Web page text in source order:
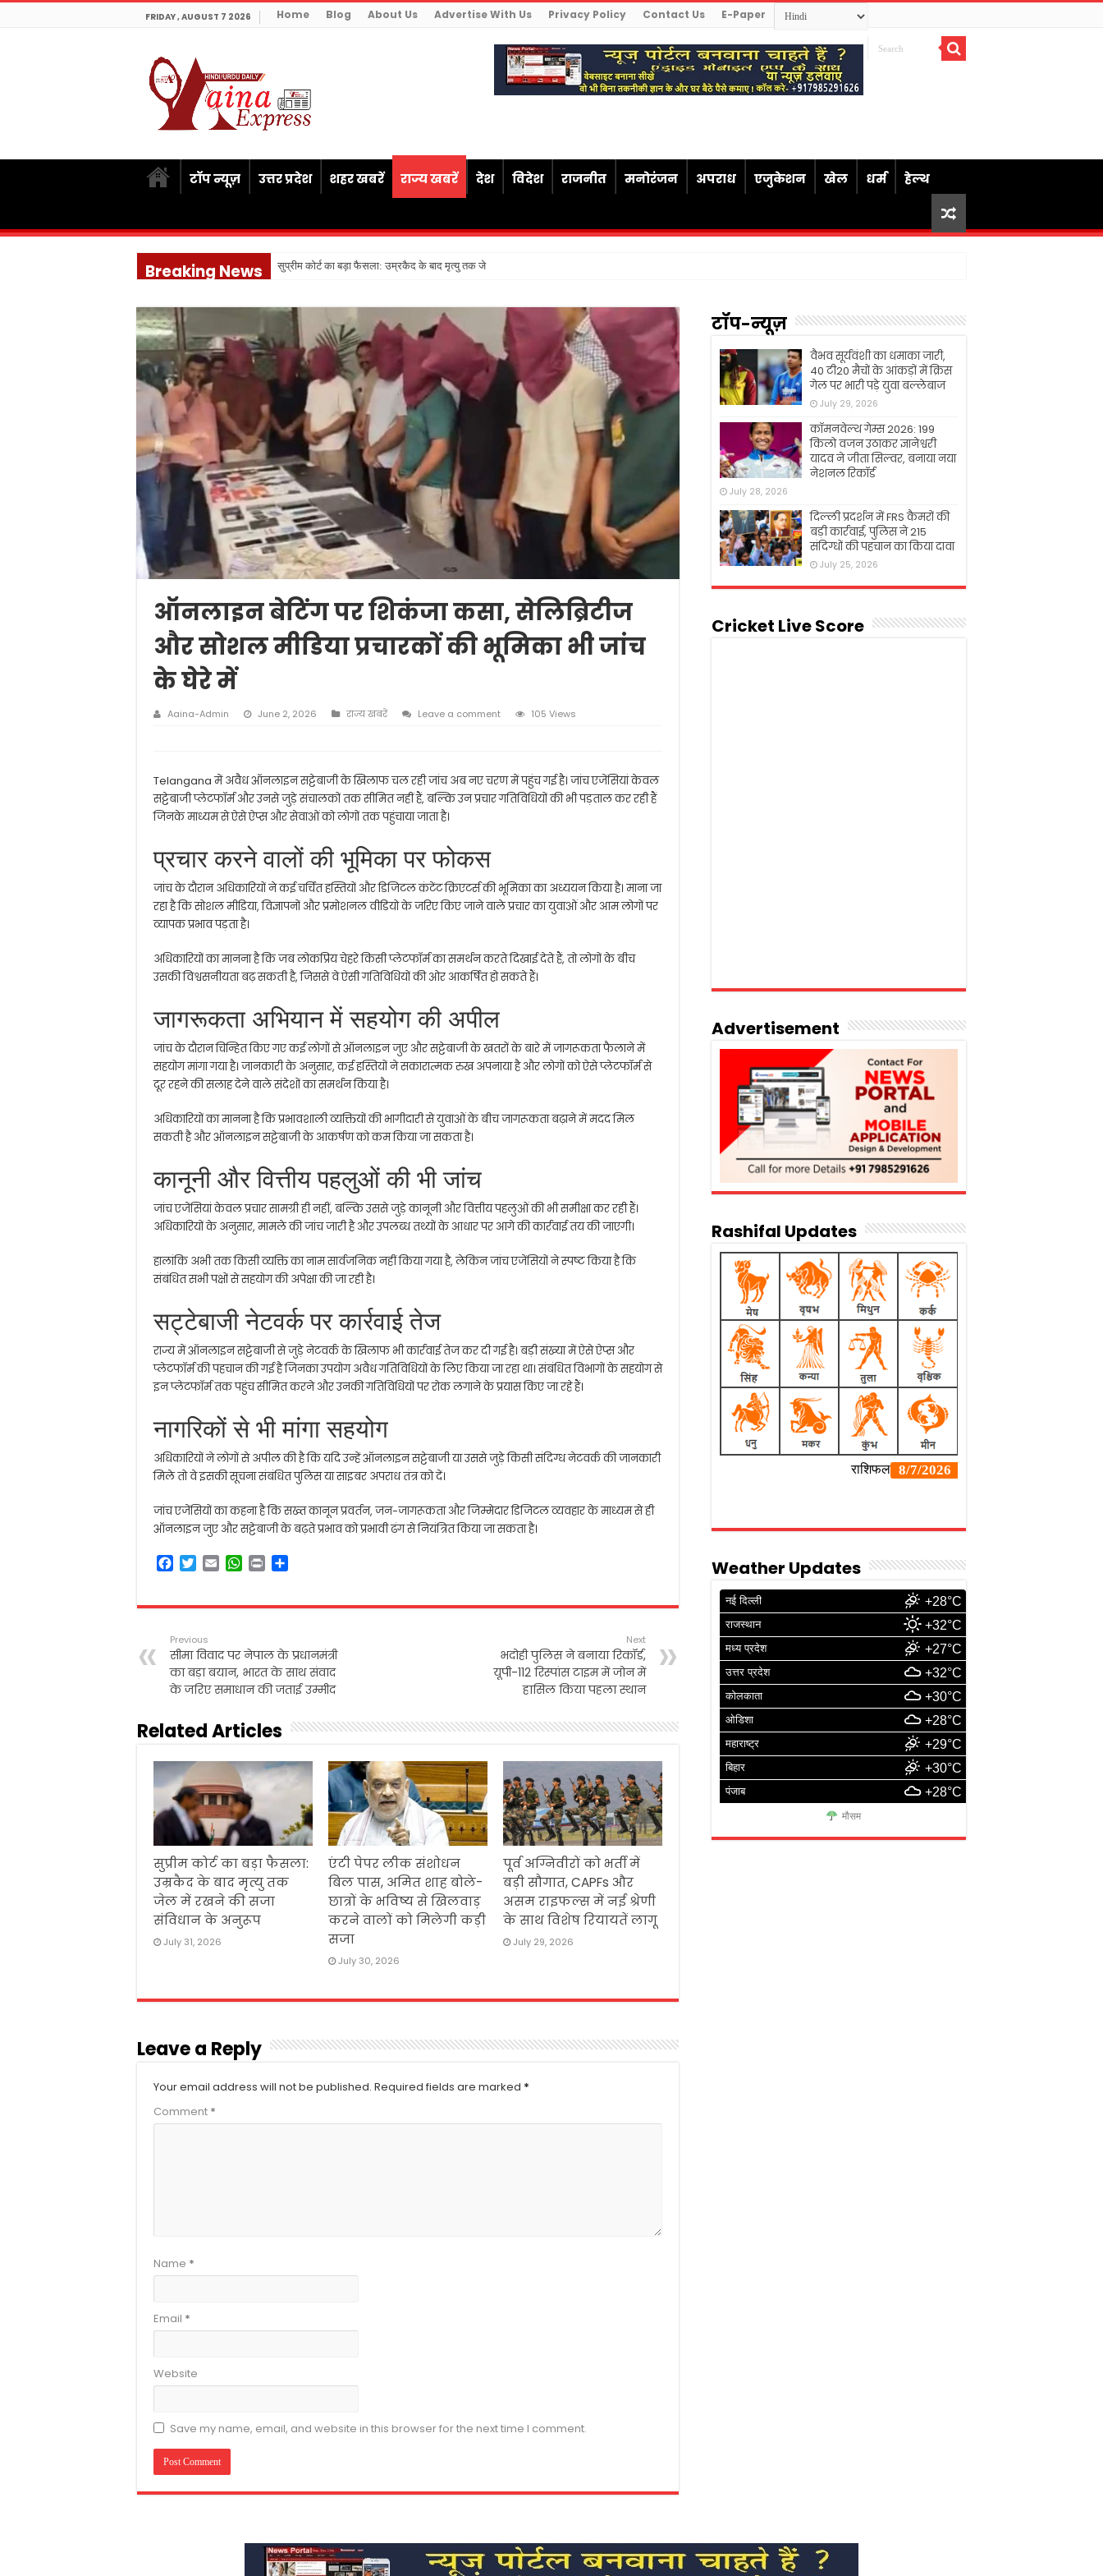
FRIDAY , AUGUST 7 2026 Home Blog About Us Advertise With Us Privacy Policy Contact Us E-Paper
टॉप न्यूज़ उत्तर प्रदेश शहर खबरें राज्य खबरें देश विदेश राजनीत मनोरंजन अपराध एजुकेशन खेल धर्म हेल्थ
Breaking News सुप्रीम कोर्ट का बड़ा फैसला: उम्रकैद के बाद मृत्यु तक जेल में रखने की सजा संविधान के
ऑनलाइन बेटिंग पर शिकंजा कसा, सेलिब्रिटीज
और सोशल मीडिया प्रचारकों की भूमिका भी जांच
के घेरे में
Aaina-Admin June 2, 2026 राज्य खबरें Leave a comment 105 Views
Telangana में अवैध ऑनलाइन सट्टेबाजी के खिलाफ चल रही जांच अब नए चरण में पहुंच गई है। जांच एजेंसियां केवल
सट्टेबाजी प्लेटफॉर्म और उनसे जुड़े संचालकों तक सीमित नहीं हैं, बल्कि उन प्रचार गतिविधियों की भी पड़ताल कर रही हैं
जिनके माध्यम से ऐसे ऐप्स और सेवाओं को लोगों तक पहुंचाया जाता है।
प्रचार करने वालों की भूमिका पर फोकस
जांच के दौरान अधिकारियों ने कई चर्चित हस्तियों और डिजिटल कंटेंट क्रिएटर्स की भूमिका का अध्ययन किया है। माना जा
रहा है कि सोशल मीडिया, विज्ञापनों और प्रमोशनल वीडियो के जरिए किए जाने वाले प्रचार का युवाओं और आम लोगों पर
व्यापक प्रभाव पड़ता है।
अधिकारियों का मानना है कि जब लोकप्रिय चेहरे किसी प्लेटफॉर्म का समर्थन करते दिखाई देते हैं, तो लोगों के बीच
उसकी विश्वसनीयता बढ़ सकती है, जिससे वे ऐसी गतिविधियों की ओर आकर्षित हो सकते हैं।
जागरूकता अभियान में सहयोग की अपील
जांच के दौरान चिन्हित किए गए कई लोगों से ऑनलाइन जुए और सट्टेबाजी के खतरों के बारे में जागरूकता फैलाने में
सहयोग मांगा गया है। जानकारी के अनुसार, कई हस्तियों ने सकारात्मक रुख अपनाया है और लोगों को ऐसे प्लेटफॉर्म से
दूर रहने की सलाह देने वाले संदेशों का समर्थन किया है।
अधिकारियों का मानना है कि प्रभावशाली व्यक्तियों की भागीदारी से युवाओं के बीच जागरूकता बढ़ाने में मदद मिल
सकती है और ऑनलाइन सट्टेबाजी के आकर्षण को कम किया जा सकता है।
कानूनी और वित्तीय पहलुओं की भी जांच
जांच एजेंसियां केवल प्रचार सामग्री ही नहीं, बल्कि उससे जुड़े कानूनी और वित्तीय पहलुओं की भी समीक्षा कर रही हैं।
अधिकारियों के अनुसार, मामले की जांच जारी है और उपलब्ध तथ्यों के आधार पर आगे की कार्रवाई तय की जाएगी।
हालांकि अभी तक किसी व्यक्ति का नाम सार्वजनिक नहीं किया गया है, लेकिन जांच एजेंसियों ने स्पष्ट किया है कि
संबंधित सभी पक्षों से सहयोग की अपेक्षा की जा रही है।
सट्टेबाजी नेटवर्क पर कार्रवाई तेज
राज्य में ऑनलाइन सट्टेबाजी से जुड़े नेटवर्क के खिलाफ भी कार्रवाई तेज कर दी गई है। बड़ी संख्या में ऐसे ऐप्स और
प्लेटफॉर्म की पहचान की गई है जिनका उपयोग अवैध गतिविधियों के लिए किया जा रहा था। संबंधित विभागों के सहयोग से
इन प्लेटफॉर्म तक पहुंच सीमित करने और उनकी गतिविधियों पर रोक लगाने के प्रयास किए जा रहे हैं।
नागरिकों से भी मांगा सहयोग
अधिकारियों ने लोगों से अपील की है कि यदि उन्हें ऑनलाइन सट्टेबाजी या उससे जुड़े किसी संदिग्ध नेटवर्क की जानकारी
मिले तो वे इसकी सूचना संबंधित पुलिस या साइबर अपराध तंत्र को दें।
जांच एजेंसियों का कहना है कि सख्त कानून प्रवर्तन, जन-जागरूकता और जिम्मेदार डिजिटल व्यवहार के माध्यम से ही
ऑनलाइन जुए और सट्टेबाजी के बढ़ते प्रभाव को प्रभावी ढंग से नियंत्रित किया जा सकता है।
F
e
o
o
k
T
t
e
r
E
i
W
t
A
p
p
P
n
r
Previous
सीमा विवाद पर नेपाल के प्रधानमंत्री
का बड़ा बयान, भारत के साथ संवाद
के जरिए समाधान की जताई उम्मीद
Next
भदोही पुलिस ने बनाया रिकॉर्ड,
यूपी-112 रिस्पांस टाइम में जोन में
हासिल किया पहला स्थान
Related Articles
सुप्रीम कोर्ट का बड़ा फैसला:
उम्रकैद के बाद मृत्यु तक
जेल में रखने की सजा
संविधान के अनुरूप
July 31, 2026
एंटी पेपर लीक संशोधन
बिल पास, अमित शाह बोले-
छात्रों के भविष्य से खिलवाड़
करने वालों को मिलेगी कड़ी
सजा
July 30, 2026
पूर्व अग्निवीरों को भर्ती में
बड़ी सौगात, CAPFs और
असम राइफल्स में नई श्रेणी
के साथ विशेष रियायतें लागू
July 29, 2026
Leave a Reply
Your email address will not be published. Required fields are marked *
Comment *
Name *
Email *
Website
Save my name, email, and website in this browser for the next time I comment.
टॉप-न्यूज़
वैभव सूर्यवंशी का धमाका जारी,
40 टी20 मैचों के आंकड़ों में क्रिस
गेल पर भारी पड़े युवा बल्लेबाज
July 29, 2026
कॉमनवेल्थ गेम्स 2026: 199
किलो वजन उठाकर ज्ञानेश्वरी
यादव ने जीता सिल्वर, बनाया नया
नेशनल रिकॉर्ड
July 28, 2026
दिल्ली प्रदर्शन में FRS कैमरों की
बड़ी कार्रवाई, पुलिस ने 215
संदिग्धों की पहचान का किया दावा
July 25, 2026
Cricket Live Score
Advertisement
Rashifal Updates
Weather Updates
नई दिल्ली +28°C
राजस्थान +32°C
मध्य प्रदेश +27°C
उत्तर प्रदेश +32°C
कोलकाता +30°C
ओडिशा +28°C
महाराष्ट्र +29°C
बिहार +30°C
पंजाब +28°C
मौसम